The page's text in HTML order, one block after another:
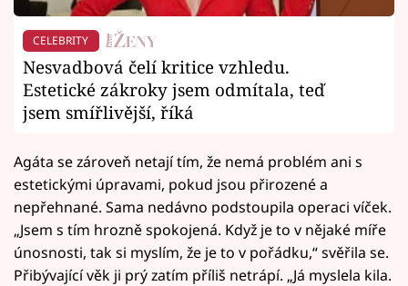
CELEBRITY
Nesvadbová čelí kritice vzhledu.
Estetické zákroky jsem odmítala, teď
jsem smířlivější, říká
Agáta se zároveň netají tím, že nemá problém ani s
estetickými úpravami, pokud jsou přirozené a
nepřehnané. Sama nedávno podstoupila operaci víček.
„Jsem s tím hrozně spokojená. Když je to v nějaké míře
únosnosti, tak si myslím, že je to v pořádku,“ svěřila se.
Přibývající věk ji prý zatím příliš netrápí. „Já myslela kila.